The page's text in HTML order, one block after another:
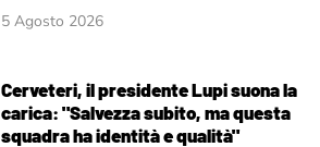
5 Agosto 2026
Cerveteri, il presidente Lupi suona la
carica: "Salvezza subito, ma questa
squadra ha identità e qualità"